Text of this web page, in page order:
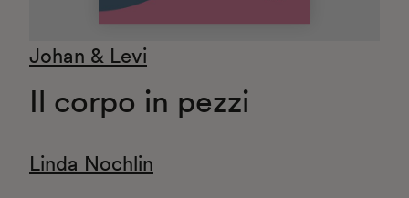
Johan & Levi
Il corpo in pezzi
Linda Nochlin